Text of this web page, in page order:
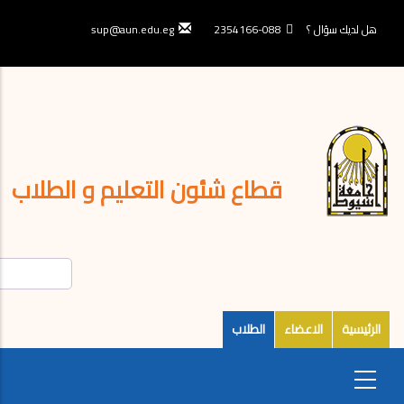
الرئيسي
هل لديك سؤال ؟ 088-2354166
sup@aun.edu.eg
قطاع شئون التعليم و الطلاب
الرئيسية الاعضاء الطلاب